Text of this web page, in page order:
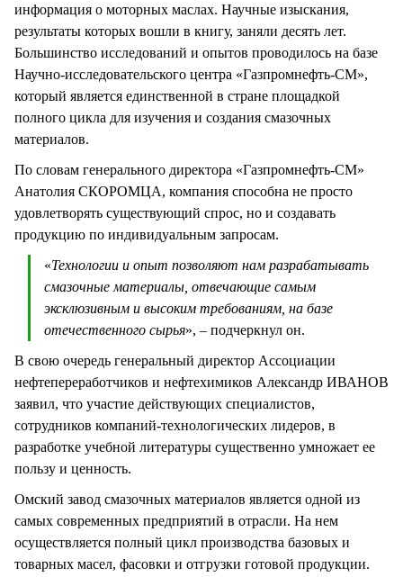
информация о моторных маслах. Научные изыскания,
результаты которых вошли в книгу, заняли десять лет.
Большинство исследований и опытов проводилось на базе
Научно-исследовательского центра «Газпромнефть-СМ»,
который является единственной в стране площадкой
полного цикла для изучения и создания смазочных
материалов.
По словам генерального директора «Газпромнефть-СМ»
Анатолия СКОРОМЦА, компания способна не просто
удовлетворять существующий спрос, но и создавать
продукцию по индивидуальным запросам.
«Технологии и опыт позволяют нам разрабатывать
смазочные материалы, отвечающие самым
эксклюзивным и высоким требованиям, на базе
отечественного сырья», – подчеркнул он.
В свою очередь генеральный директор Ассоциации
нефтепереработчиков и нефтехимиков Александр ИВАНОВ
заявил, что участие действующих специалистов,
сотрудников компаний-технологических лидеров, в
разработке учебной литературы существенно умножает ее
пользу и ценность.
Омский завод смазочных материалов является одной из
самых современных предприятий в отрасли. На нем
осуществляется полный цикл производства базовых и
товарных масел, фасовки и отгрузки готовой продукции.